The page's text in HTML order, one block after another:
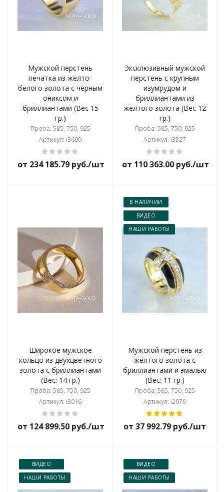
Мужской перстень
печатка из жёлто-
белого золота с чёрным
ониксом и
бриллиантами (Вес 15
гр.)
Проба: 585, 750, 925
Артикул: i3690
от 234 185.79 руб./шт
Эксклюзивный мужской
перстень с крупным
изумрудом и
бриллиантами из
жёлтого золота (Вес 12
гр.)
Проба: 585, 750, 925
Артикул: i3327
от 110 363.00 руб./шт
Широкое мужское
кольцо из двухцветного
золота с бриллиантами
(Вес: 14 гр.)
Проба: 585, 750, 925
Артикул: i3016
от 124 899.50 руб./шт
В НАЛИЧИИ
ВИДЕО
НАШИ РАБОТЫ
Мужской перстень из
жёлтого золота с
бриллиантами и эмалью
(Вес: 11 гр.)
Проба: 585, 750, 925
Артикул: i2979
от 37 992.79 руб./шт
ВИДЕО
НАШИ РАБОТЫ
ВИДЕО
НАШИ РАБОТЫ